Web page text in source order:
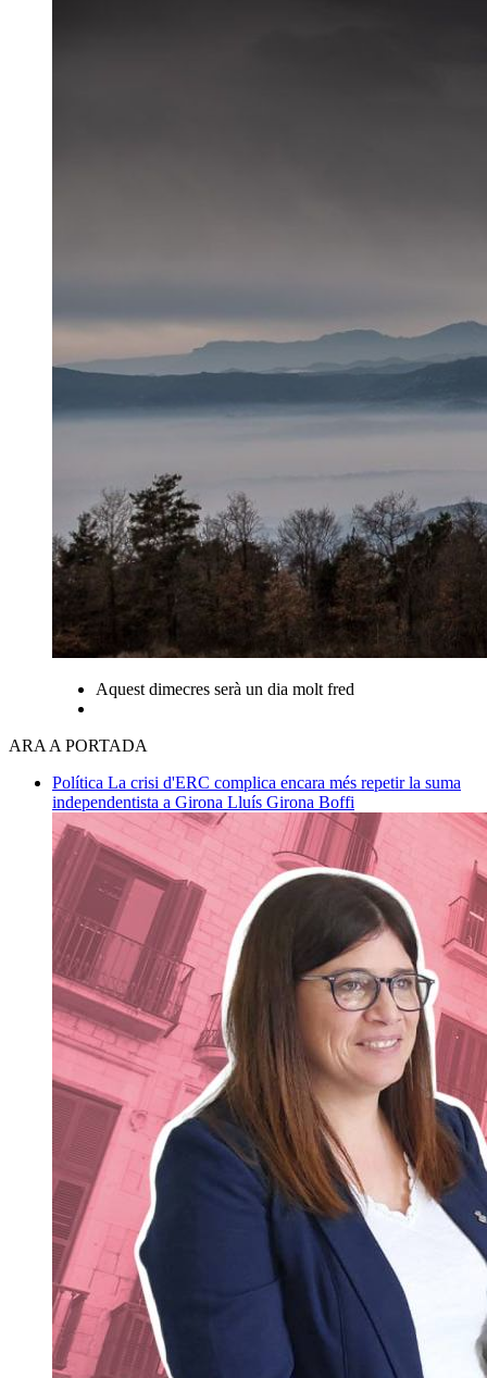
Aquest dimecres serà un dia molt fred
ARA A PORTADA
Política La crisi d'ERC complica encara més repetir la suma
independentista a Girona Lluís Girona Boffi